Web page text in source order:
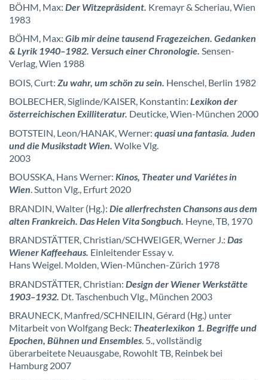
BÖHM, Max: Der Witzepräsident. Kremayr & Scheriau, Wien
1983
BÖHM, Max: Gib mir deine tausend Fragezeichen. Gedanken
& Lyrik 1940–1982. Versuch einer Chronologie. Sensen-
Verlag, Wien 1988
BOIS, Curt: Zu wahr, um schön zu sein. Henschel, Berlin 1982
BOLBECHER, Siglinde/KAISER, Konstantin: Lexikon der
österreichischen Exilliteratur. Deuticke, Wien-München 2000
BOTSTEIN, Leon/HANAK, Werner: quasi una fantasia. Juden
und die Musikstadt Wien. Wolke Vlg.
2003
BOUSSKA, Hans Werner: Kinos, Theater und Variétes in
Wien. Sutton Vlg., Erfurt 2020
BRANDIN, Walter (Hg.): Die allerfrechsten Chansons aus dem
alten Frankreich. Das Helen Vita Songbuch. Heyne, TB, 1970
BRANDSTÄTTER, Christian/SCHWEIGER, Werner J.: Das
Wiener Kaffeehaus. Einleitender Essay v.
Hans Weigel. Molden, Wien-München-Zürich 1978
BRANDSTÄTTER, Christian: Design der Wiener Werkstätte
1903–1932. Dt. Taschenbuch Vlg., München 2003
BRAUNECK, Manfred/SCHNEILIN, Gérard (Hg.) unter
Mitarbeit von Wolfgang Beck: Theaterlexikon 1. Begriffe und
Epochen, Bühnen und Ensembles. 5., vollständig
überarbeitete Neuausgabe, Rowohlt TB, Reinbek bei
Hamburg 2007